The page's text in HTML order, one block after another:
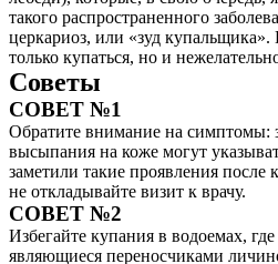
такого распространенного
церкариоз, или «зуд купальщика».
только купаться, но и
Советы
СОВЕТ №1
Обратите внимание на симптомы:
высыпания на коже могут
заметили такие проявления после
не откладывайте визит к врачу.
СОВЕТ №2
Избегайте купания в водоемах,
являющиеся переносчиками